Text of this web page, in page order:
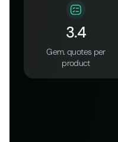
3.4
Gem. quotes per
product